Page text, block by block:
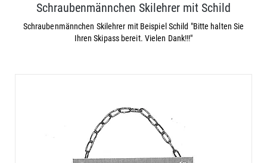
Schraubenmännchen Skilehrer mit Schild
Schraubenmännchen Skilehrer mit Beispiel Schild "Bitte halten Sie
Ihren Skipass bereit. Vielen Dank!!!"